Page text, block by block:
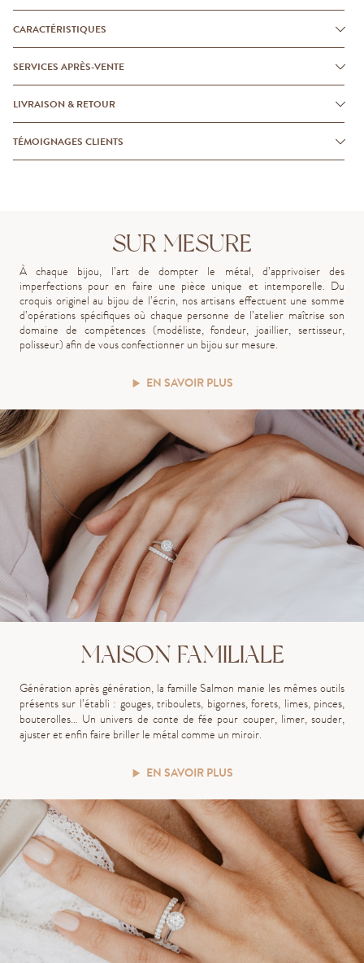
CARACTÉRISTIQUES
SERVICES APRÈS-VENTE
LIVRAISON & RETOUR
TÉMOIGNAGES CLIENTS
SUR MESURE
À chaque bijou, l’art de dompter le métal, d’apprivoiser des
imperfections pour en faire une pièce unique et intemporelle. Du
croquis originel au bijou de l’écrin, nos artisans effectuent une somme
d’opérations spécifiques où chaque personne de l’atelier maîtrise son
domaine de compétences (modéliste, fondeur, joaillier, sertisseur,
polisseur) afin de vous confectionner un bijou sur mesure.
EN SAVOIR PLUS
MAISON FAMILIALE
Génération aprèsgénération, la famille Salmon manie les mêmes outils
présents sur l’établi : gouges, triboulets, bigornes, forets, limes, pinces,
bouterolles… Un univers de conte de fée pour couper, limer, souder,
ajuster et enfin faire briller le métal comme un miroir.
EN SAVOIR PLUS